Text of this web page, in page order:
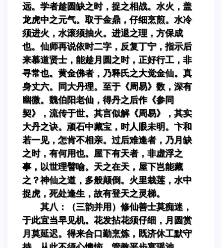
远。学者趁圆缺之时，捉之相战。水火，盖
龙虎中之元气。取于金鼎，仔细烹煎。水冷
须进火，水滚须抽火。进退之理，方保成
也。仙师再说依时二字，反复丁宁，指示后
来慕道贤士，能趁月圆之时，正好行工，非
寻常也。黄金佛者，乃释氏之大觉金仙。真
身丈六。同大丹理。至于《周易》数，深有
幽微。魏伯阳老仙，得丹之后作《参同
契》，流传于世。其言似解《周易》，其实
大丹之诀。顽石中藏宝，时人眼未明。卞和
若一见，怎肯不相亲。过后难逢者，乃月缺
之时，有何用也。屋下有天者，非虚浮之
事，以世理譬喻。天之在天，屋下岂能藏
之？神仙之道，多般颠倒。火里栽莲，水中
捉虎，死处逢生，故有登天之灵梯。
其八：（三韵并用）修仙善士莫痴迷，
于此宜当早见机。花发拈花须仔细，月圆赏
月莫延迟。得来合口勤烹炼，既济休工默守